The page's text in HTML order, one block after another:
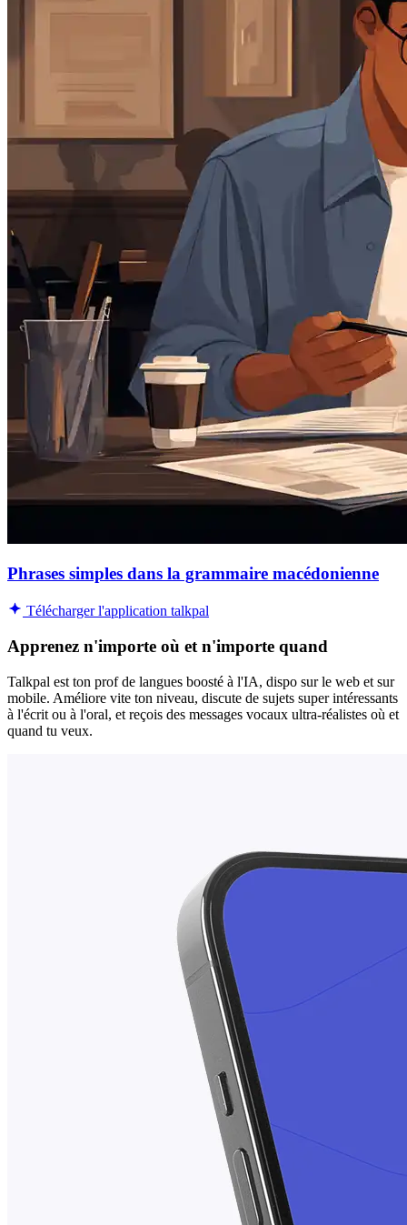
Phrases simples dans la grammaire macédonienne
Télécharger l'application talkpal
Apprenez n'importe où et n'importe quand
Talkpal est ton prof de langues boosté à l'IA, dispo sur le web et sur
mobile. Améliore vite ton niveau, discute de sujets super intéressants
à l'écrit ou à l'oral, et reçois des messages vocaux ultra-réalistes où et
quand tu veux.